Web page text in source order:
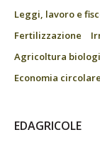
Leggi, lavoro e
Fertilizzazione
Agricoltura
Economia circolare
EDAGRICOLE